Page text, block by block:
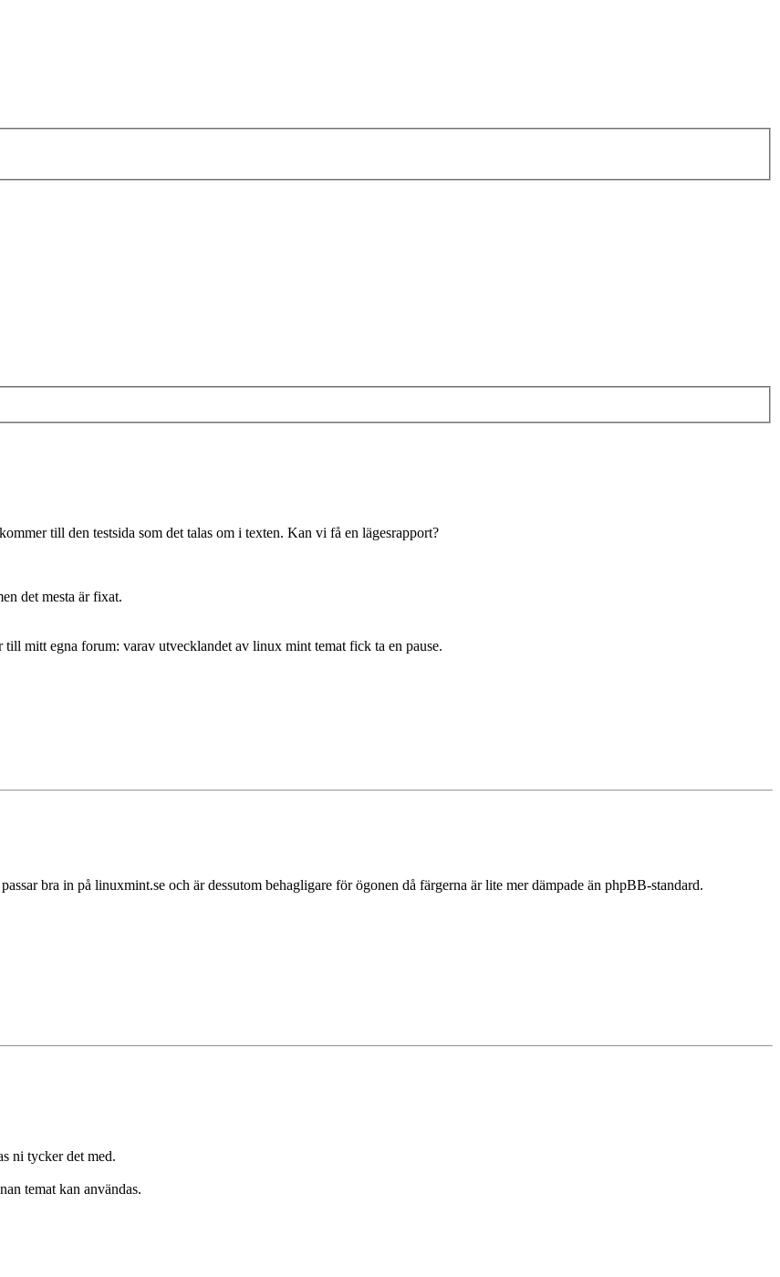
till den testsida som det talas om i texten. Kan vi få en lägesrapport?
det mesta är fixat.
mitt egna forum: varav utvecklandet av linux mint temat fick ta en pause.
bra in på linuxmint.se och är dessutom behagligare för ögonen då färgerna är lite mer dämpade än phpBB-standard.
ni tycker det med.
temat kan användas.